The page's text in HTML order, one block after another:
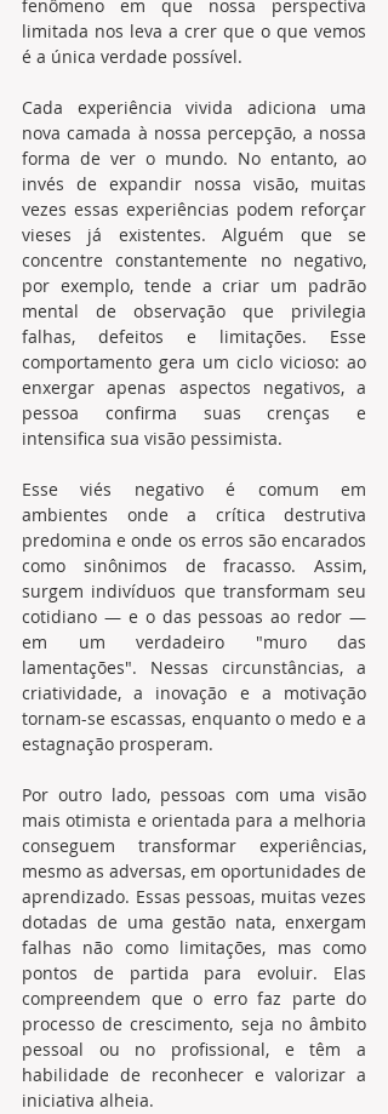
fenômeno em que nossa perspectiva
limitada nos leva a crer que o que vemos
é a única verdade possível.
Cada experiência vivida adiciona uma
nova camada à nossa percepção, a nossa
forma de ver o mundo. No entanto, ao
invés de expandir nossa visão, muitas
vezes essas experiências podem reforçar
vieses já existentes. Alguém que se
concentre constantemente no negativo,
por exemplo, tende a criar um padrão
mental de observação que privilegia
falhas, defeitos e limitações. Esse
comportamento gera um ciclo vicioso: ao
enxergar apenas aspectos negativos, a
pessoa confirma suas crenças e
intensifica sua visão pessimista.
Esse viés negativo é comum em
ambientes onde a crítica destrutiva
predomina e onde os erros são encarados
como sinônimos de fracasso. Assim,
surgem indivíduos que transformam seu
cotidiano — e o das pessoas ao redor —
em um verdadeiro "muro das
lamentações". Nessas circunstâncias, a
criatividade, a inovação e a motivação
tornam-se escassas, enquanto o medo e a
estagnação prosperam.
Por outro lado, pessoas com uma visão
mais otimista e orientada para a melhoria
conseguem transformar experiências,
mesmo as adversas, em oportunidades de
aprendizado. Essas pessoas, muitas vezes
dotadas de uma gestão nata, enxergam
falhas não como limitações, mas como
pontos de partida para evoluir. Elas
compreendem que o erro faz parte do
processo de crescimento, seja no âmbito
pessoal ou no profissional, e têm a
habilidade de reconhecer e valorizar a
iniciativa alheia.